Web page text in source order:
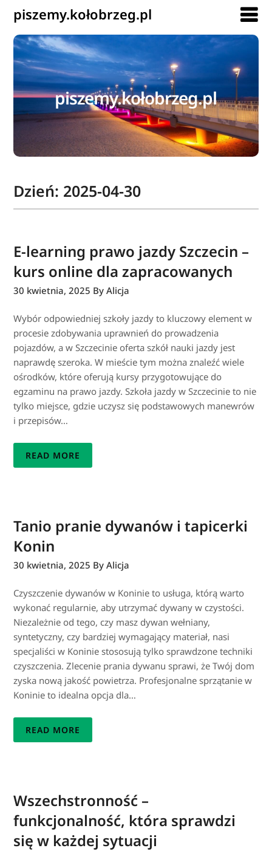
piszemy.kołobrzeg.pl
piszemy.kołobrzeg.pl
Dzień: 2025-04-30
E-learning prawo jazdy Szczecin –
kurs online dla zapracowanych
30 kwietnia, 2025 By Alicja
Wybór odpowiedniej szkoły jazdy to kluczowy element w
procesie zdobywania uprawnień do prowadzenia
pojazdów, a w Szczecinie oferta szkół nauki jazdy jest
naprawdę szeroka. W mieście tym można znaleźć wiele
ośrodków, które oferują kursy przygotowujące do
egzaminu na prawo jazdy. Szkoła jazdy w Szczecinie to nie
tylko miejsce, gdzie uczysz się podstawowych manewrów
i przepisów…
READ MORE
Tanio pranie dywanów i tapicerki
Konin
30 kwietnia, 2025 By Alicja
Czyszczenie dywanów w Koninie to usługa, którą warto
wykonać regularnie, aby utrzymać dywany w czystości.
Niezależnie od tego, czy masz dywan wełniany,
syntetyczny, czy bardziej wymagający materiał, nasi
specjaliści w Koninie stososują tylko sprawdzone techniki
czyszczenia. Zlecenie prania dywanu sprawi, że Twój dom
zyska nową jakość powietrza. Profesjonalne sprzątanie w
Koninie to idealna opcja dla…
READ MORE
Wszechstronność –
funkcjonalność, która sprawdzi
się w każdej sytuacji